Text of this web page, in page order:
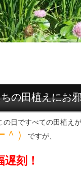
の田植えにお
日ですべての田植えが
＾） ですが、
遅刻！